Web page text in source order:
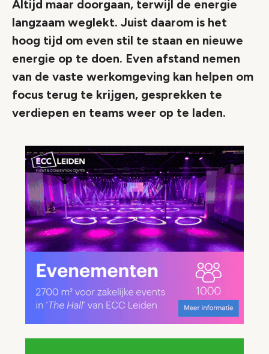
Altijd maar doorgaan, terwijl de energie
langzaam weglekt. Juist daarom is het
hoog tijd om even stil te staan en nieuwe
energie op te doen. Even afstand nemen
van de vaste werkomgeving kan helpen om
focus terug te krijgen, gesprekken te
verdiepen en teams weer op te laden.